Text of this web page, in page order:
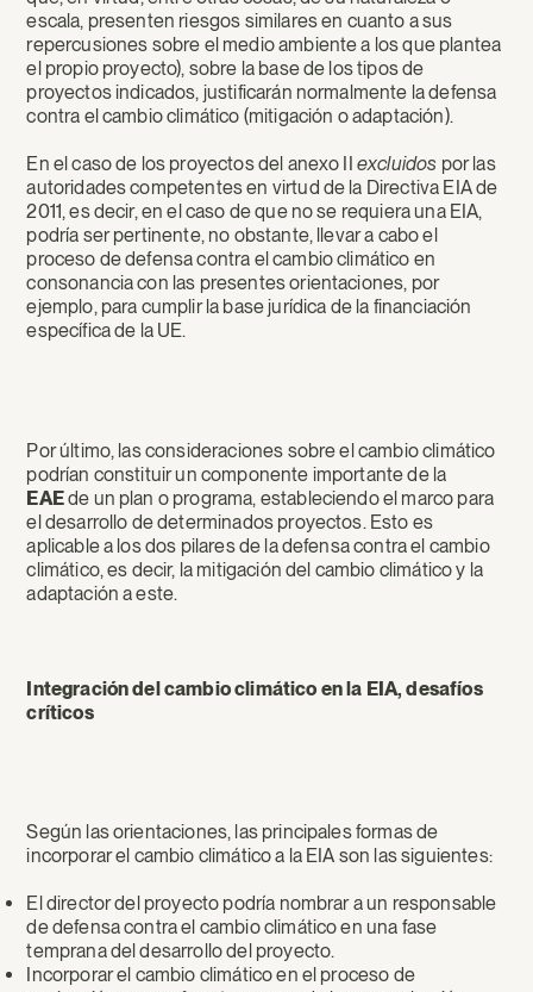
escala, presenten riesgos similares en cuanto a sus
repercusiones sobre el medio ambiente a los que plantea
el propio proyecto), sobre la base de los tipos de
proyectos indicados, justificarán normalmente la defensa
contra el cambio climático (mitigación o adaptación).
En el caso de los proyectos del anexo II excluidos por las
autoridades competentes en virtud de la Directiva EIA de
2011, es decir, en el caso de que no se requiera una EIA,
podría ser pertinente, no obstante, llevar a cabo el
proceso de defensa contra el cambio climático en
consonancia con las presentes orientaciones, por
ejemplo, para cumplir la base jurídica de la financiación
específica de la UE.
Por último, las consideraciones sobre el cambio climático
podrían constituir un componente importante de la
EAEde un plan o programa, estableciendo el marco para
el desarrollo de determinados proyectos. Esto es
aplicable a los dos pilares de la defensa contra el cambio
climático, es decir, la mitigación del cambio climático y la
adaptación a este.
Integración del cambio climático en la EIA, desafíos
críticos
Según las orientaciones, las principales formas de
incorporar el cambio climático a la EIA son las siguientes:
El director del proyecto podría nombrar a un responsable
de defensa contra el cambio climático en una fase
temprana del desarrollo del proyecto.
Incorporar el cambio climático en el proceso de